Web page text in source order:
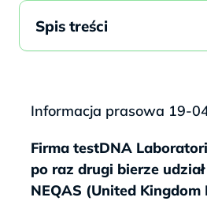
Informacja prasowa 19-
Firma testDNA
po raz drugi bierze
NEQAS (United
Spis treści